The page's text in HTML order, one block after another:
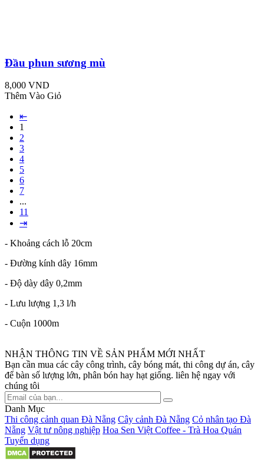
Đầu phun sương mù
8,000 VND
Thêm Vào Giỏ
⇤
1
2
3
4
5
6
7
...
11
⇥
- Khoảng cách lỗ 20cm
- Đường kính dây 16mm
- Độ dày dây 0,2mm
- Lưu lượng 1,3 l/h
- Cuộn 1000m
NHẬN THÔNG TIN VỀ SẢN PHẨM MỚI NHẤT
Bạn cần mua các cây công trình, cây bóng mát, thi công dự án, cây
để bàn số lượng lớn, phân bón hay hạt giống. liên hệ ngay với
chúng tôi
Danh Mục
Thi công cảnh quan Đà Nẵng Cây cảnh Đà Nẵng Cỏ nhân tạo Đà
Nẵng Vật tư nông nghiệp Hoa Sen Việt Coffee - Trà Hoa Quán
Tuyển dụng